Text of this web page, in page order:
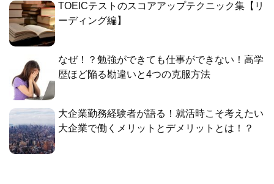
TOEICテストのスコアアップテクニック集【リ
ーディング編】
なぜ！？勉強ができても仕事ができない！高学
歴ほど陥る勘違いと4つの克服方法
大企業勤務経験者が語る！就活時こそ考えたい
大企業で働くメリットとデメリットとは！？